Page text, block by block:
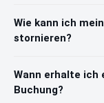
Wie kann ich
stornieren?
Wann erhalte ich
Buchung?